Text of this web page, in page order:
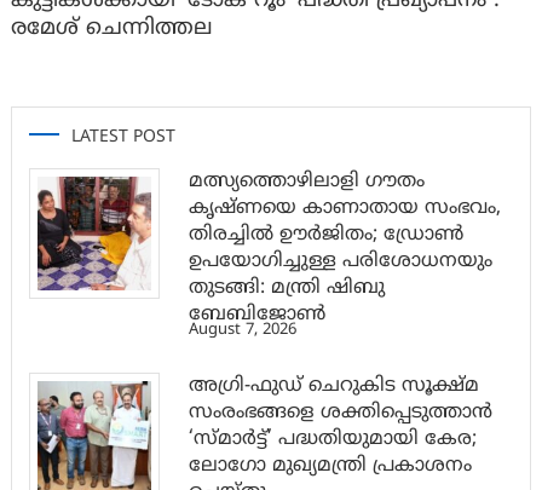
രമേശ് ചെന്നിത്തല
LATEST POST
മത്സ്യത്തൊഴിലാളി ഗൗതം
കൃഷ്ണയെ കാണാതായ സംഭവം,
തിരച്ചിൽ ഊർജിതം; ഡ്രോണ്‍
ഉപയോഗിച്ചുള്ള പരിശോധനയും
തുടങ്ങി: മന്ത്രി ഷിബു
ബേബിജോണ്‍
August 7, 2026
അഗ്രി-ഫുഡ് ചെറുകിട സൂക്ഷ്മ
സംരംഭങ്ങളെ ശക്തിപ്പെടുത്താന്‍
‘സ്മാര്‍ട്ട്’ പദ്ധതിയുമായി കേര;
ലോഗോ മുഖ്യമന്ത്രി പ്രകാശനം